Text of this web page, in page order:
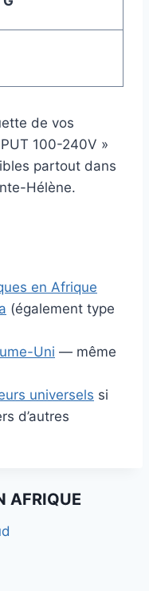
de vos
100-240V »
partout dans
Hélène.
en Afrique
(également type
Uni — même
universels si
d’autres
AFRIQUE